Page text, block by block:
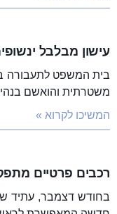
עישון מבלבל
בית המשפט לתעבורה
משטרתית והואשם
המשיכו לקרוא »
רכבים פרטיים
בחודש דצמבר, עתיד